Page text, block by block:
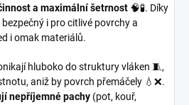
a maximální šetrnost 🧠🧪. Díky
i pro citlivé povrchy a
i omak materiálů.
hluboko do struktury vláken 🧵,
aniž by povrch přemáčely 💧❌.
nepříjemné pachy (pot, kouř,